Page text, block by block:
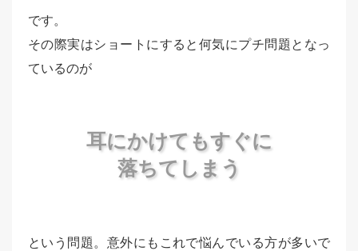
です。
その際実はショートにすると何気にプチ問題となっ
ているのが
耳にかけてもすぐに
落ちてしまう
という問題。意外にもこれで悩んでいる方が多いで